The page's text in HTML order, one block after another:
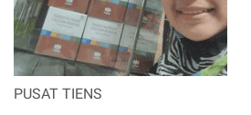
PUSAT TIENS